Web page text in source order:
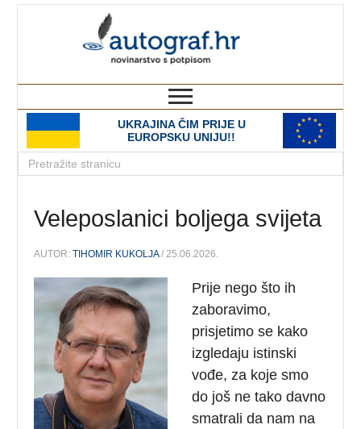
UKRAJINA ČIM PRIJE U
EUROPSKU UNIJU!!
Veleposlanici boljega svijeta
AUTOR:TIHOMIR KUKOLJA/ 25.06.2026.
Prije nego što ih
zaboravimo,
prisjetimo se kako
izgledaju istinski
vođe, za koje smo
do još ne tako davno
smatrali da nam na